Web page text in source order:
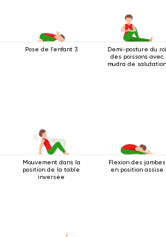
Pose de l'enfant 3
Demi-posture du roi
des poissons avec
mudra de salutation
Mouvement dans la
position de la table
inversée
Flexion des jambes
en position assise